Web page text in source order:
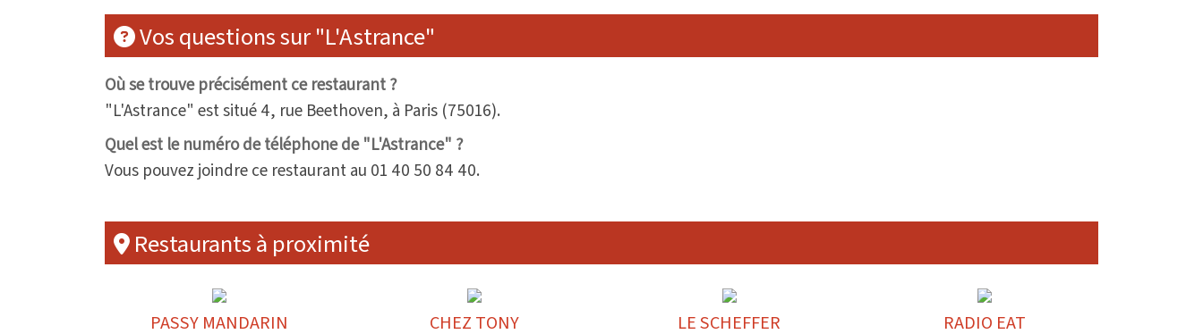
Vos questions sur "L'Astrance"
Où se trouve précisément ce restaurant ?
"L'Astrance" est situé 4, rue Beethoven, à Paris (75016).
Quel est le numéro de téléphone de "L'Astrance" ?
Vous pouvez joindre ce restaurant au 01 40 50 84 40.
Restaurants à proximité
PASSY MANDARIN CHEZ TONY LE SCHEFFER RADIO EAT